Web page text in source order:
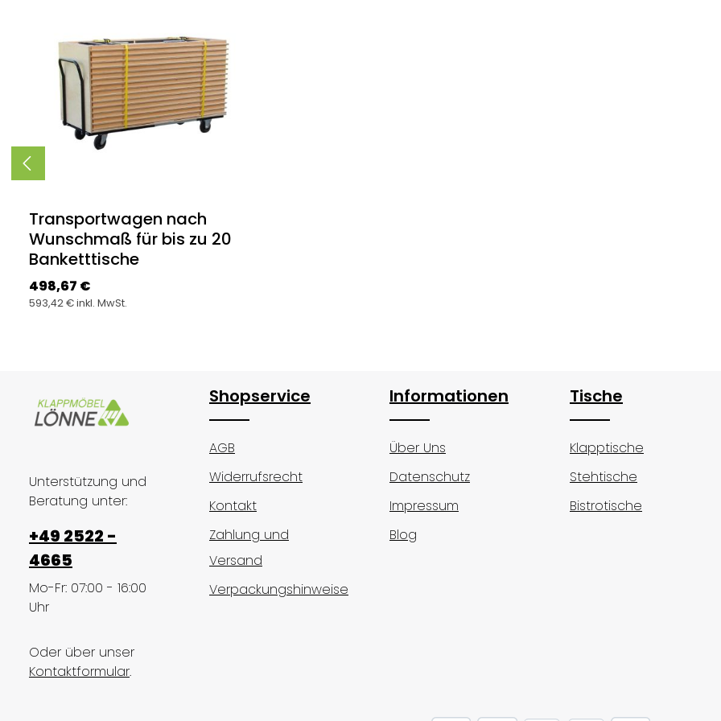
Transportwagen nach
Wunschmaß für bis zu 20
Banketttische
Regulärer Preis:
498,67 €
593,42 € inkl. MwSt.
Unterstützung und
Beratung unter:
+49 2522 -
4665
Mo-Fr: 07:00 - 16:00
Uhr
Oder über unser
Kontaktformular.
Shopservice
AGB
Widerrufsrecht
Kontakt
Zahlung und
Versand
Verpackungshinweise
Informationen
Über Uns
Datenschutz
Impressum
Blog
Tische
Klapptische
Stehtische
Bistrotische